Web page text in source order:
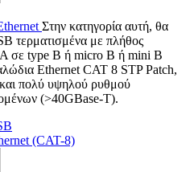
Στην κατηγορία αυτή, θα
τερματισμένα με πλήθος
σε type B ή micro B ή mini B
Ethernet CAT 8 STP Patch,
πολύ υψηλού ρυθμού
(>40GBase-T).
(CAT-8)